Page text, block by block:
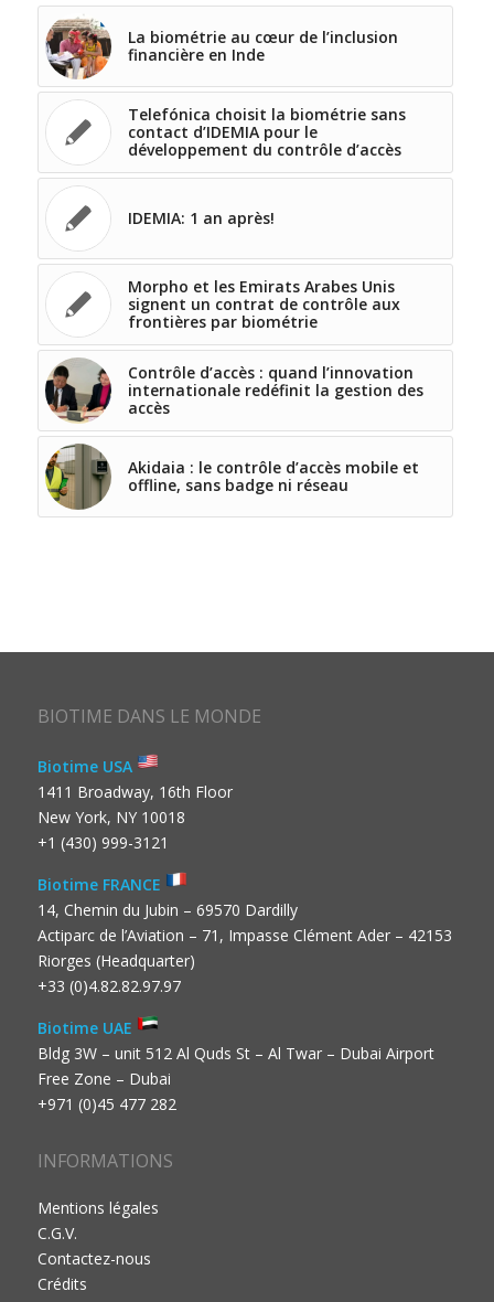
La biométrie au cœur de l’inclusion
financière en Inde
Telefónica choisit la biométrie sans
contact d’IDEMIA pour le
développement du contrôle d’accès
IDEMIA: 1 an après!
Morpho et les Emirats Arabes Unis
signent un contrat de contrôle aux
frontières par biométrie
Contrôle d’accès : quand l’innovation
internationale redéfinit la gestion des
accès
Akidaia : le contrôle d’accès mobile et
offline, sans badge ni réseau
BIOTIME DANS LE MONDE
Biotime USA
1411 Broadway, 16th Floor
New York, NY 10018
+1 (430) 999-3121
Biotime FRANCE
14, Chemin du Jubin – 69570 Dardilly
Actiparc de l’Aviation – 71, Impasse Clément Ader – 42153
Riorges (Headquarter)
+33 (0)4.82.82.97.97
Biotime UAE
Bldg 3W – unit 512 Al Quds St – Al Twar – Dubai Airport
Free Zone – Dubai
+971 (0)45 477 282
INFORMATIONS
Mentions légales
C.G.V.
Contactez-nous
Crédits